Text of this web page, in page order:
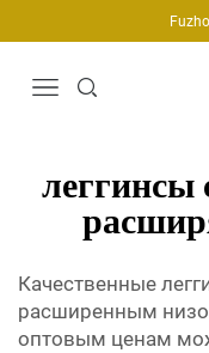
леггинсы
Качественные
расширенным
оптовым ценам